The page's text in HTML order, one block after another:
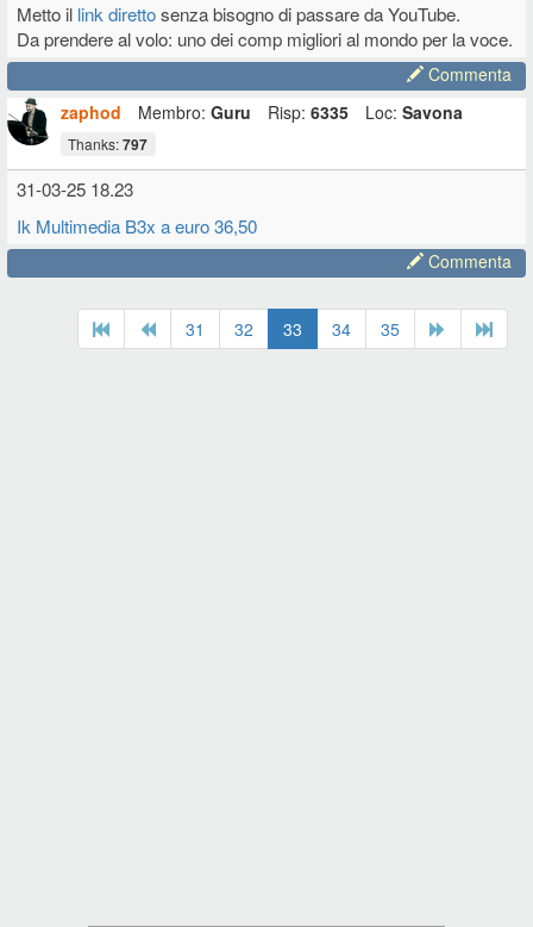
Metto il link direttosenza bisogno di passare da YouTube.
Da prendere al volo: uno dei comp migliori al mondo per la voce.
Commenta
zaphod
Membro: Guru Risp: 6335 Loc: Savona
Thanks:797
31-03-25 18.23
Ik Multimedia B3x a euro 36,50
Commenta
31 32 33 34 35